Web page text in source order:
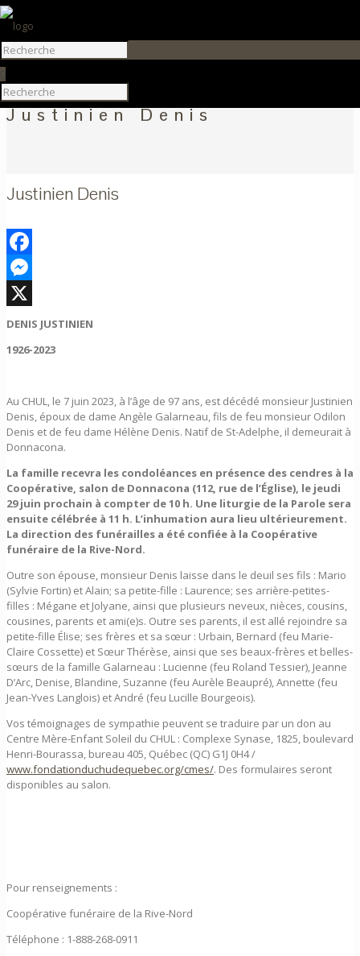
Justinien Denis
Justinien Denis
Facebook
Messenger
X
DENIS JUSTINIEN
1926-2023
Au CHUL, le 7 juin 2023, à l’âge de 97 ans, est décédé monsieur Justinien
Denis, époux de dame Angèle Galarneau, fils de feu monsieur Odilon
Denis et de feu dame Hélène Denis. Natif de St-Adelphe, il demeurait à
Donnacona.
La famille recevra les condoléances en présence des cendres à la
Coopérative, salon de Donnacona (112, rue de l’Église), le jeudi
29 juin prochain à compter de 10 h. Une liturgie de la Parole sera
ensuite célébrée à 11 h. L’inhumation aura lieu ultérieurement.
La direction des funérailles a été confiée à la Coopérative
funéraire de la Rive-Nord.
Outre son épouse, monsieur Denis laisse dans le deuil ses fils : Mario
(Sylvie Fortin) et Alain; sa petite-fille : Laurence; ses arrière-petites-
filles : Mégane et Jolyane, ainsi que plusieurs neveux, nièces, cousins,
cousines, parents et ami(e)s. Outre ses parents, il est allé rejoindre sa
petite-fille Élise; ses frères et sa sœur : Urbain, Bernard (feu Marie-
Claire Cossette) et Sœur Thérèse, ainsi que ses beaux-frères et belles-
sœurs de la famille Galarneau : Lucienne (feu Roland Tessier), Jeanne
D’Arc, Denise, Blandine, Suzanne (feu Aurèle Beaupré), Annette (feu
Jean-Yves Langlois) et André (feu Lucille Bourgeois).
Vos témoignages de sympathie peuvent se traduire par un don au
Centre Mère-Enfant Soleil du CHUL : Complexe Synase, 1825, boulevard
Henri-Bourassa, bureau 405, Québec (QC) G1J 0H4 /
www.fondationduchudequebec.org/cmes/. Des formulaires seront
disponibles au salon.
Pour renseignements :
Coopérative funéraire de la Rive-Nord
Téléphone : 1-888-268-0911